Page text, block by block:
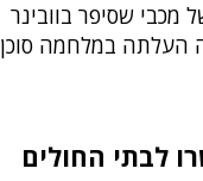
מכבי שסיפר בוובינר
העלתה במלחמה סוכן
לבתי החולים